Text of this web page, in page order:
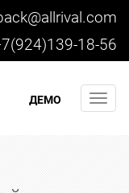
18-56
ДЕМО